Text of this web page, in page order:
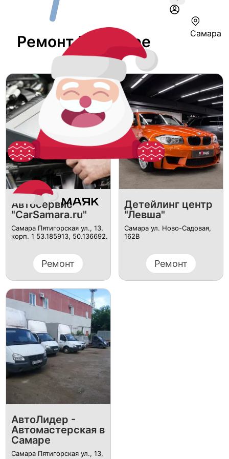
Самара
Ремонт В Самаре
Автосервис
"CarSamara.ru"
Самара Пятигорская ул., 13,
корп. 1 53.185913, 50.136692.
Ремонт
Детейлинг центр
"Левша"
Самара ул. Ново-Садовая,
162В
Ремонт
АвтоЛидер -
Автомастерская в
Самаре
Самара Пятигорская ул., 13,